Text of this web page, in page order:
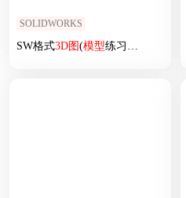
SOLIDWORKS
SW格式3D图(模型练习题)-018